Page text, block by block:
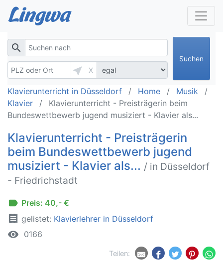
search
near_me
X
Suchen
Klavierunterricht in Düsseldorf Home
Musik
Klavier
Klavierunterricht - Preisträgerin beim
Bundeswettbewerb jugend musiziert - Klavier als...
Klavierunterricht - Preisträgerin
beim Bundeswettbewerb jugend
musiziert - Klavier als... / in Düsseldorf
- Friedrichstadt
label Preis: 40,- €
receipt gelistet: Klavierlehrer in Düsseldorf
remove_red_eye 0166
Teilen: